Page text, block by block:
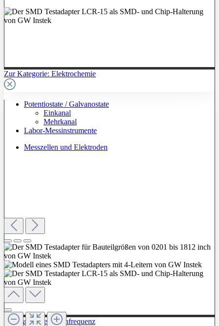
Zur Kategorie: Elektrochemie
Potentiostate / Galvanostate
Einkanal
Mehrkanal
Labor-Messinstrumente
Messzellen und Elektroden
Zur Kategorie: Hochfrequenz